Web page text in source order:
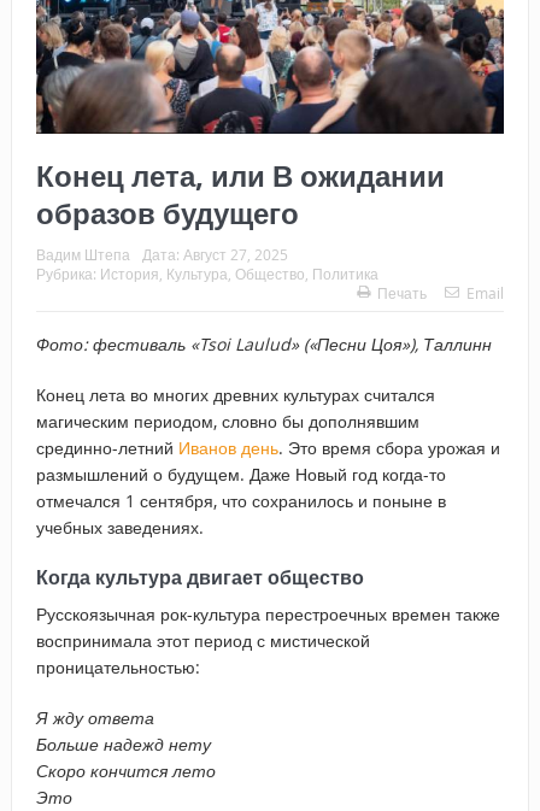
Конец лета, или В ожидании
образов будущего
Вадим Штепа Дата: Август 27, 2025
Рубрика: История Культура Общество Политика
Печать
Email
Фото: фестиваль «Tsoi Laulud» («Песни Цоя»), Таллинн
Конец лета во многих древних культурах считался
магическим периодом, словно бы дополнявшим
срединно-летний Иванов день. Это время сбора урожая и
размышлений о будущем. Даже Новый год когда-то
отмечался 1 сентября, что сохранилось и поныне в
учебных заведениях.
Когда культура двигает общество
Русскоязычная рок-культура перестроечных времен также
воспринимала этот период с мистической
проницательностью:
Я жду ответа
Больше надежд нету
Скоро кончится лето
Это